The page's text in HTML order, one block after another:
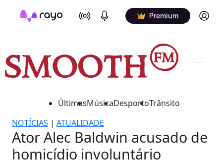
On Air Podcasts Premium Log in
ÚltimasMúsicaDesportoTrânsito
NOTÍCIAS | ATUALIDADE
Ator Alec Baldwin acusado de
homicídio involuntário